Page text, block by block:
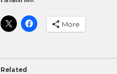
More
Related